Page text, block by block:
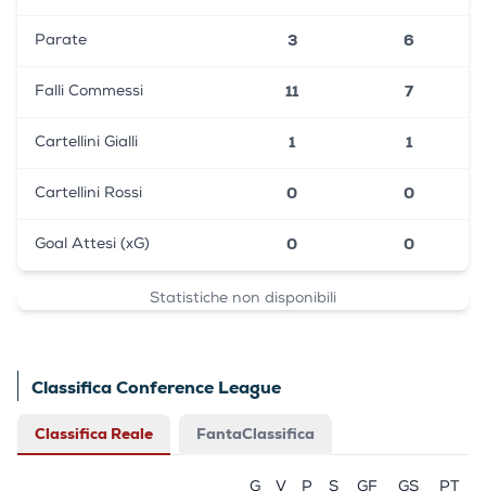
Parate 3 6
Falli Commessi 11 7
Cartellini Gialli 1 1
Cartellini Rossi 0 0
Goal Attesi (xG) 0 0
Statistiche non disponibili
Classifica Conference League
Classifica Reale FantaClassifica
G V P S GF GS PT